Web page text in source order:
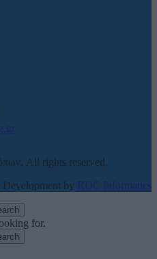
All rights reserved.
by RDC Informatics
for.